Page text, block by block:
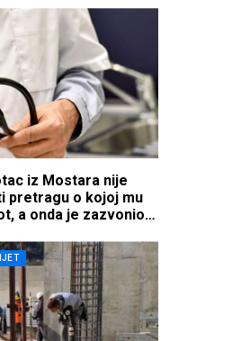
iz Mostara nije
pretragu o kojoj mu
a onda je zazvonio